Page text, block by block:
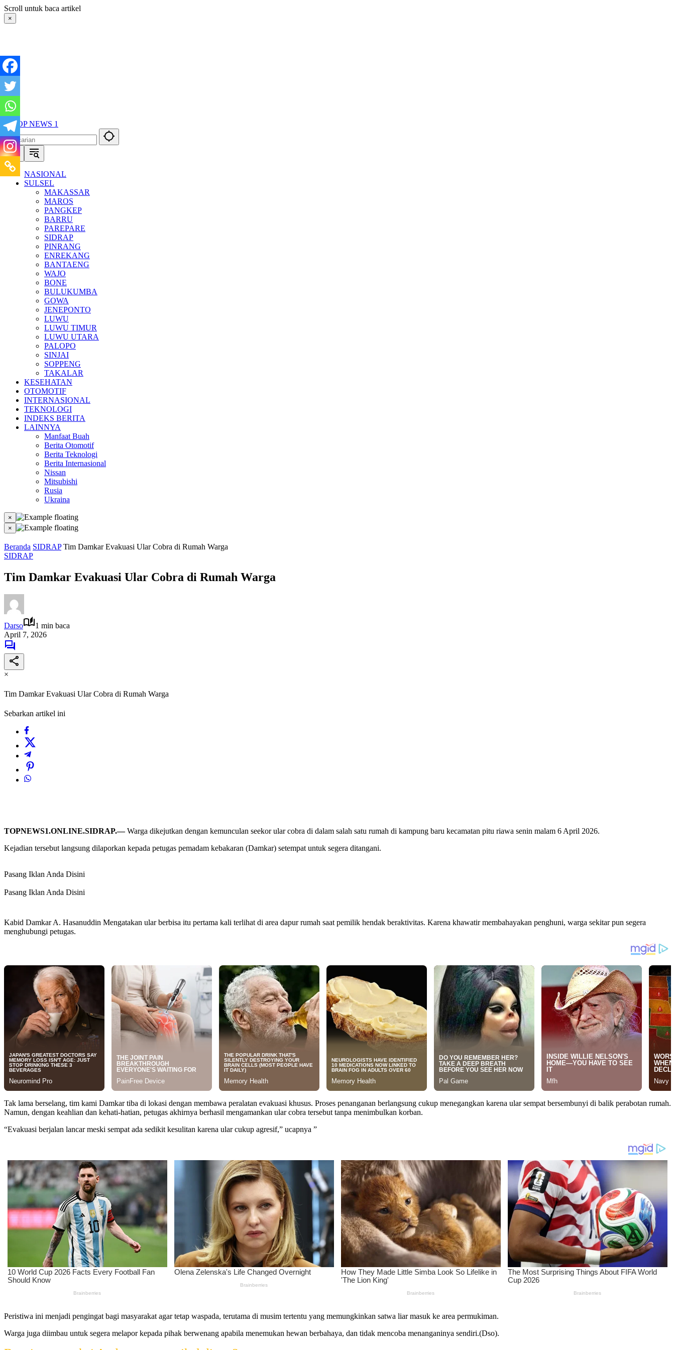
Langsung
ke
konten
Scroll untuk baca artikel
×
NASIONAL
SULSEL
MAKASSAR
MAROS
PANGKEP
BARRU
PAREPARE
SIDRAP
PINRANG
ENREKANG
BANTAENG
WAJO
BONE
BULUKUMBA
GOWA
JENEPONTO
LUWU
LUWU TIMUR
LUWU UTARA
PALOPO
SINJAI
SOPPENG
TAKALAR
KESEHATAN
OTOMOTIF
INTERNASIONAL
TEKNOLOGI
INDEKS BERITA
LAINNYA
Manfaat Buah
Berita Otomotif
Berita Teknologi
Berita Internasional
Nissan
Mitsubishi
Rusia
Ukraina
×
×
Beranda SIDRAP Tim Damkar Evakuasi Ular Cobra di Rumah Warga
SIDRAP
Tim Damkar Evakuasi Ular Cobra di Rumah Warga
Darso
1 min baca
April 7, 2026
×
Tim Damkar Evakuasi Ular Cobra di Rumah Warga
Sebarkan artikel ini
TOPNEWS1.ONLINE.SIDRAP.—Warga dikejutkan dengan kemunculan seekor ular cobra di dalam salah satu rumah di kampung baru kecamatan pitu riawa senin malam 6 April 2026.
Kejadian tersebut langsung dilaporkan kepada petugas pemadam kebakaran (Damkar) setempat untuk segera ditangani.
Pasang Iklan Anda Disini
Pasang Iklan Anda Disini
Kabid Damkar A. Hasanuddin Mengatakan ular berbisa itu pertama kali terlihat di area dapur rumah saat pemilik hendak beraktivitas. Karena khawatir membahayakan penghuni, warga sekitar pun segera
menghubungi petugas.
Tak lama berselang, tim kami Damkar tiba di lokasi dengan membawa peralatan evakuasi khusus. Proses penanganan berlangsung cukup menegangkan karena ular sempat bersembunyi di balik perabotan rumah.
Namun, dengan keahlian dan kehati-hatian, petugas akhirnya berhasil mengamankan ular cobra tersebut tanpa menimbulkan korban.
“Evakuasi berjalan lancar meski sempat ada sedikit kesulitan karena ular cukup agresif,” ucapnya ”
Peristiwa ini menjadi pengingat bagi masyarakat agar tetap waspada, terutama di musim tertentu yang memungkinkan satwa liar masuk ke area permukiman.
Warga juga diimbau untuk segera melapor kepada pihak berwenang apabila menemukan hewan berbahaya, dan tidak mencoba menanganinya sendiri.(Dso).